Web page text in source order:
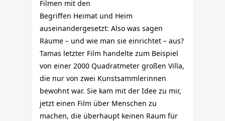
Filmen mit den
Begriffen Heimat und Heim
auseinandergesetzt: Also was sagen
Räume – und wie man sie einrichtet – aus?
Tamas letzter Film handelte zum Beispiel
von einer 2000 Quadratmeter großen Villa,
die nur von zwei Kunstsammlerinnen
bewohnt war. Sie kam mit der Idee zu mir,
jetzt einen Film über Menschen zu
machen, die überhaupt keinen Raum für